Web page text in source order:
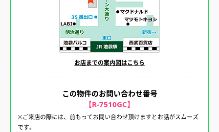
お店までの案内図はこちら
この物件のお問い合わせ番号
【R-7510GC】
※ご来店の際には、前もってお問い合わせ頂けますとお話がスムーズ
です。